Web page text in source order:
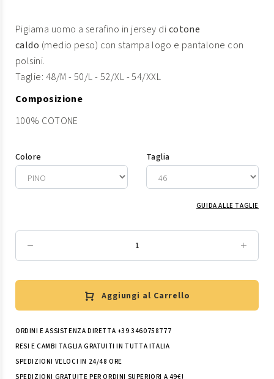
Pigiama uomo a serafino in jersey dicotone
caldo (medio peso) con stampa logo e pantalone con
polsini.
Taglie: 48/M - 50/L - 52/XL - 54/XXL
Composizione
100% COTONE
Colore Taglia
GUIDA ALLE TAGLIE
Aggiungi al Carrello
ORDINI E ASSISTENZA DIRETTA +39 3460758777
RESI E CAMBI TAGLIA GRATUITI IN TUTTA ITALIA
SPEDIZIONI VELOCI IN 24/48 ORE
SPEDIZIONI GRATUITE PER ORDINI SUPERIORI A 49€!